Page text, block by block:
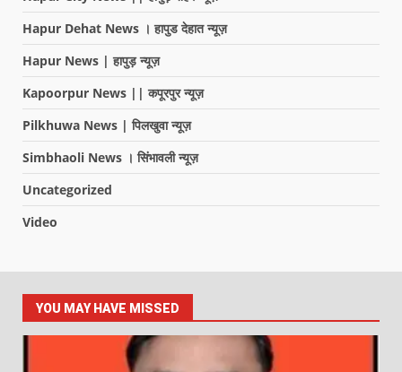
Hapur Dehat News । हापुड देहात न्यूज़
Hapur News | हापुड़ न्यूज़
Kapoorpur News || कपूरपुर न्यूज़
Pilkhuwa News | पिलखुवा न्यूज़
Simbhaoli News । सिंभावली न्यूज़
Uncategorized
Video
YOU MAY HAVE MISSED